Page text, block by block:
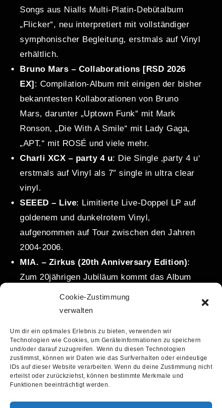
Cookie-Zustimmung
verwalten
Um dir ein optimales Erlebnis zu bieten, verwenden wir
Technologien wie Cookies, um Geräteinformationen zu speichern
und/oder darauf zuzugreifen. Wenn du diesen Technologien
zustimmst, können wir Daten wie das Surfverhalten oder eindeutige
IDs auf dieser Website verarbeiten. Wenn du deine Zustimmung nicht
erteilst oder zurückziehst, können bestimmte Merkmale und
Funktionen beeinträchtigt werden.
Songs aus Nialls Multi-Platin-Debütalbum
„Flicker“, neu interpretiert mit vollständiger
symphonischer Begleitung, erstmals auf Vinyl
erhältlich.
Bruno Mars – Collaborations [RSD 2026
EX]: Compilation-Album mit einigen der bisher
bekanntesten Kollaborationen von Bruno
Mars, darunter „Uptown Funk“ mit Mark
Ronson, „Die With A Smile“ mit Lady Gaga,
„APT.“ mit ROSÉ und viele mehr.
Charli XCX – party 4 u: Die Single ‚party 4 u‘
erstmals auf Vinyl als 7″ single in ultra clear
vinyl.
SEEED – Live: Limitierte Live-Doppel LP auf
goldenem und dunkelrotem Vinyl,
aufgenommen auf Tour zwischen den Jahren
2004-2006.
MIA. – Zirkus (20th Anniversary Edition):
Zum 20jährigen Jubiläum kommt das Album
schönen und streng limitierten 20th
Antilopen Gang – 110 / Niemand peilt die
Gang: Transparent Blue Colored 7Inch der
Antilopen Gang Maxi-Single „110 / Niemand
peilt die Gang“